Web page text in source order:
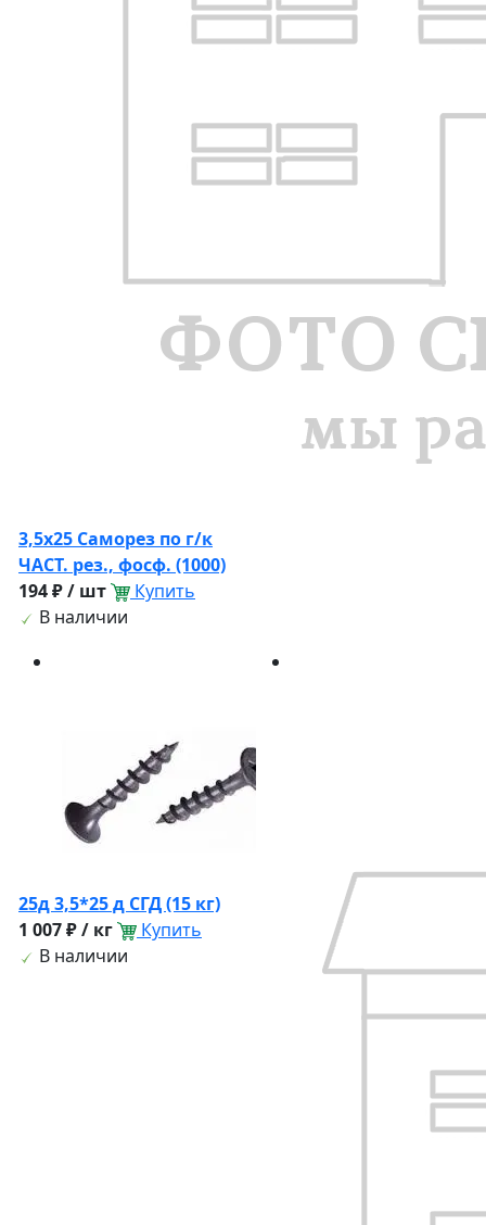
3,5х25 Саморез по г/к
ЧАСТ. рез., фосф. (1000)
194 ₽ / шт
Купить
В наличии
25д 3,5*25 д СГД (15 кг)
1 007 ₽ / кг
Купить
В наличии